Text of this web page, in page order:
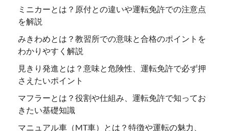
ミニカーとは？原付との違いや運転免許での注意点
を解説
みきわめとは？教習所での意味と合格のポイントを
わかりやすく解説
見きり発進とは？意味と危険性、運転免許で必ず押
さえたいポイント
マフラーとは？役割や仕組み、運転免許で知ってお
きたい基礎知識
マニュアル車（MT車）とは？特徴や運転の魅力、